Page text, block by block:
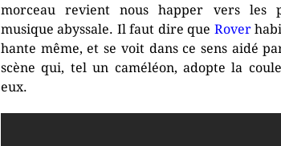
morceau revient nous happer vers les
musique abyssale. Il faut dire que Rover
hante même, et se voit dans ce sens aidé
scène qui, tel un caméléon, adopte la
eux.